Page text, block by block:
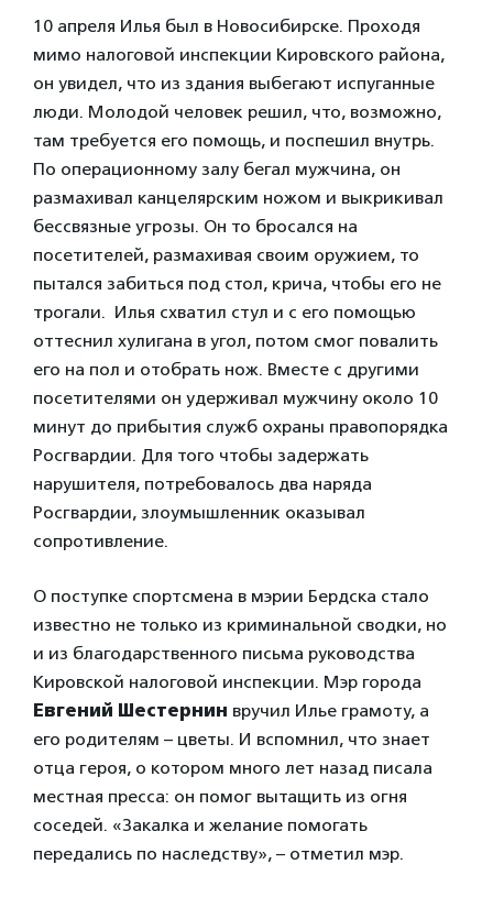
10 апреля Илья был в Новосибирске. Проходя
мимо налоговой инспекции Кировского района,
он увидел, что из здания выбегают испуганные
люди. Молодой человек решил, что, возможно,
там требуется его помощь, и поспешил внутрь.
По операционному залу бегал мужчина, он
размахивал канцелярским ножом и выкрикивал
бессвязные угрозы. Он то бросался на
посетителей, размахивая своим оружием, то
пытался забиться под стол, крича, чтобы его не
трогали. Илья схватил стул и с его помощью
оттеснил хулигана в угол, потом смог повалить
его на пол и отобрать нож. Вместе с другими
посетителями он удерживал мужчину около 10
минут до прибытия служб охраны правопорядка
Росгвардии. Для того чтобы задержать
нарушителя, потребовалось два наряда
Росгвардии, злоумышленник оказывал
сопротивление.
О поступке спортсмена в мэрии Бердска стало
известно не только из криминальной сводки, но
и из благодарственного письма руководства
Кировской налоговой инспекции. Мэр города
Евгений Шестернин вручил Илье грамоту, а
его родителям – цветы. И вспомнил, что знает
отца героя, о котором много лет назад писала
местная пресса: он помог вытащить из огня
соседей. «Закалка и желание помогать
передались по наследству», – отметил мэр.